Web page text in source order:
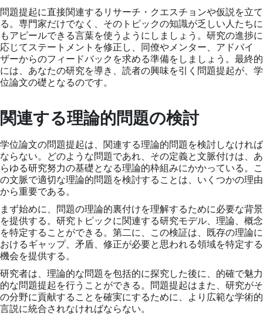
問題提起に直接関連するリサーチ・クエスチョンや仮説を立て
る。専門家だけでなく、そのトピックの知識が乏しい人たちに
もアピールできる言葉を使うようにしましょう。研究の進捗に
応じてステートメントを修正し、同僚やメンター、アドバイ
ザーからのフィードバックを求める準備をしましょう。最終的
には、あなたの研究を導き、読者の興味を引く問題提起が、学
位論文の礎となるのです。
関連する理論的問題の検討
学位論文の問題提起は、関連する理論的問題を検討しなければ
ならない。どのような問題であれ、その定義と文脈付けは、あ
らゆる研究努力の基礎となる理論的枠組みにかかっている。こ
の文脈で適切な理論的問題を検討することは、いくつかの理由
から重要である。
まず始めに、問題の理論的裏付けを理解するために必要な背景
を提供する。研究トピックに関連する研究モデル、理論、概念
を特定することができる。第二に、この検証は、既存の理論に
おけるギャップ、矛盾、修正が必要と思われる領域を特定する
機会を提供する。
研究者は、理論的な問題を包括的に探究した後に、的確で魅力
的な問題提起を行うことができる。問題提起はまた、研究がそ
の分野に貢献することを確実にするために、より広範な学術的
言説に統合されなければならない。